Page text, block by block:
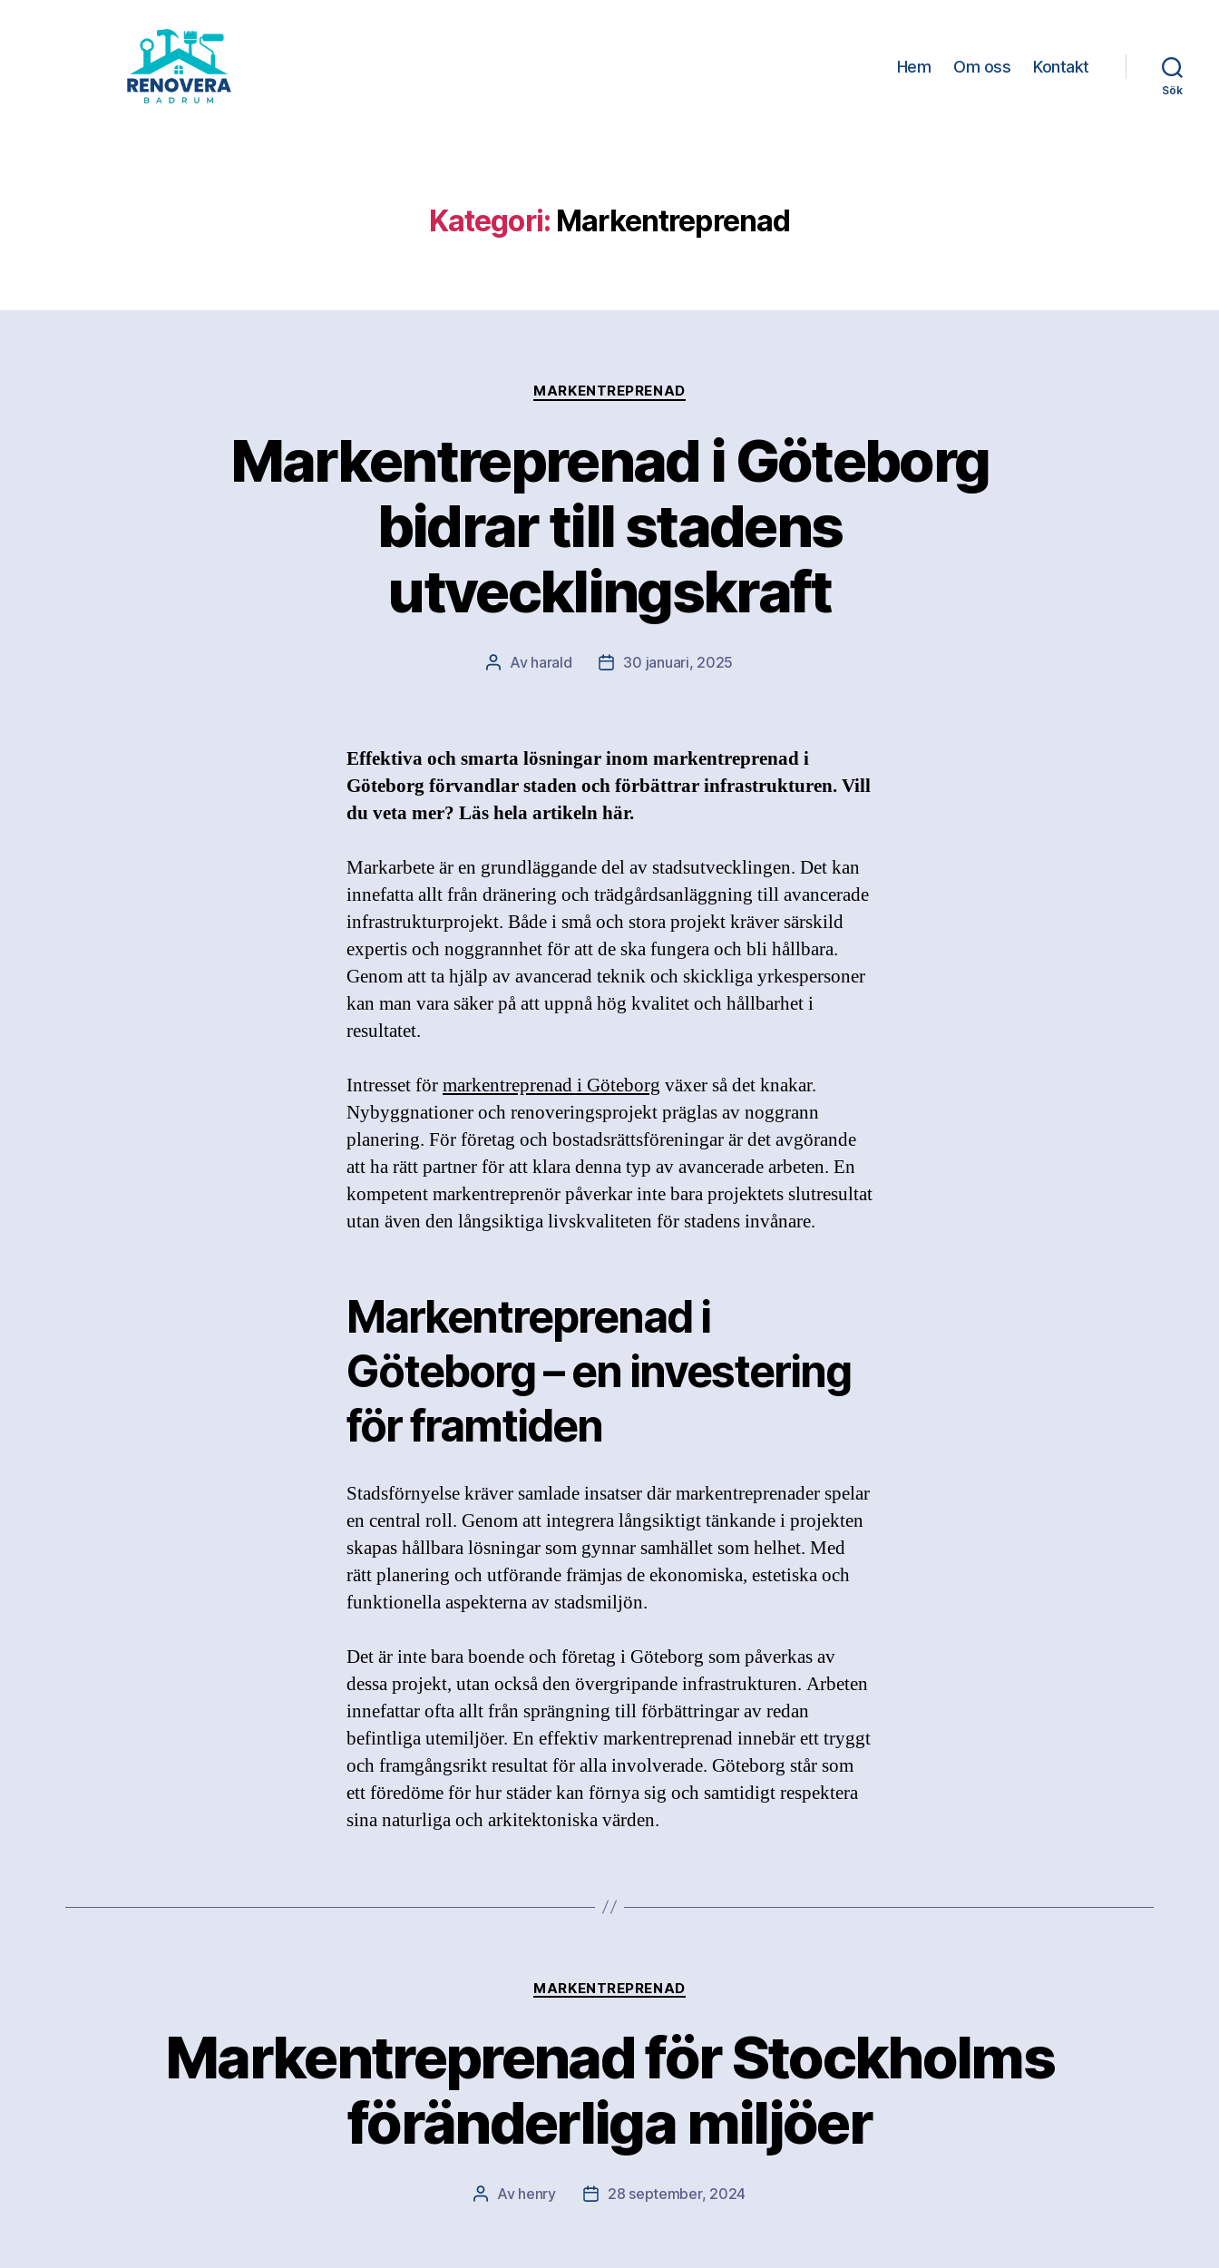
Hem Om oss Kontakt
Sök
Kategori: Markentreprenad
Kategorier
MARKENTREPRENAD
Markentreprenad i Göteborg
bidrar till stadens
utvecklingskraft
Inläggsförfattare
Av harald Inläggsdatum
30 januari, 2025
Effektiva och smarta lösningar inom markentreprenad i
Göteborg förvandlar staden och förbättrar infrastrukturen. Vill
du veta mer? Läs hela artikeln här.
Markarbete är en grundläggande del av stadsutvecklingen. Det kan
innefatta allt från dränering och trädgårdsanläggning till avancerade
infrastrukturprojekt. Både i små och stora projekt kräver särskild
expertis och noggrannhet för att de ska fungera och bli hållbara.
Genom att ta hjälp av avancerad teknik och skickliga yrkespersoner
kan man vara säker på att uppnå hög kvalitet och hållbarhet i
resultatet.
Intresset förmarkentreprenad i Göteborg växer så det knakar.
Nybyggnationer och renoveringsprojekt präglas av noggrann
planering. För företag och bostadsrättsföreningar är det avgörande
att ha rätt partner för att klara denna typ av avancerade arbeten. En
kompetent markentreprenör påverkar inte bara projektets slutresultat
utan även den långsiktiga livskvaliteten för stadens invånare.
Markentreprenad i
Göteborg – en investering
för framtiden
Stadsförnyelse kräver samlade insatser där markentreprenader spelar
en central roll. Genom att integrera långsiktigt tänkande i projekten
skapas hållbara lösningar som gynnar samhället som helhet. Med
rätt planering och utförande främjas de ekonomiska, estetiska och
funktionella aspekterna av stadsmiljön.
Det är inte bara boende och företag i Göteborg som påverkas av
dessa projekt, utan också den övergripande infrastrukturen. Arbeten
innefattar ofta allt från sprängning till förbättringar av redan
befintliga utemiljöer. En effektiv markentreprenad innebär ett tryggt
och framgångsrikt resultat för alla involverade. Göteborg står som
ett föredöme för hur städer kan förnya sig och samtidigt respektera
sina naturliga och arkitektoniska värden.
Kategorier
MARKENTREPRENAD
Markentreprenad för Stockholms
föränderliga miljöer
Inläggsförfattare
Av henry Inläggsdatum
28 september, 2024